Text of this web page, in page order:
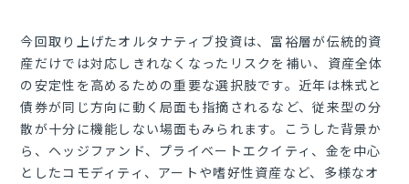
今回取り上げたオルタナティブ投資は、富裕層が伝統的資
産だけでは対応しきれなくなったリスクを補い、資産全体
の安定性を高めるための重要な選択肢です。近年は株式と
債券が同じ方向に動く局面も指摘されるなど、従来型の分
散が十分に機能しない場面もみられます。こうした背景か
ら、ヘッジファンド、プライベートエクイティ、金を中心
としたコモディティ、アートや嗜好性資産など、多様なオ